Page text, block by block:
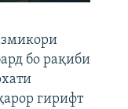
480p
360p
480pбо рақиби
гирифт